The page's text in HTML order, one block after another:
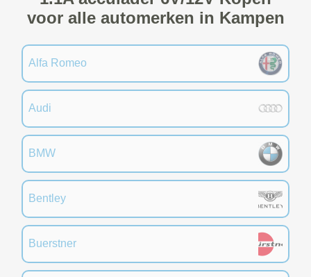
voor alle automerken in Kampen
Alfa Romeo
Audi
BMW
Bentley
Buerstner